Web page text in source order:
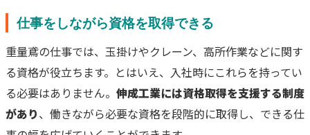
仕事をしながら資格を取得できる
重量鳶の仕事では、玉掛けやクレーン、高所作業などに関す
る資格が役立ちます。とはいえ、入社時にこれらを持ってい
る必要はありません。 伸成工業には資格取得を支援する制度
があり、働きながら必要な資格を段階的に取得し、できる仕